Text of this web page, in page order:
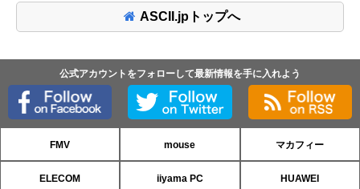
ASCII.jpトップへ
公式アカウントをフォローして最新情報を手に入れよう
FMV mouse マカフィー
ELECOM iiyama PC HUAWEI